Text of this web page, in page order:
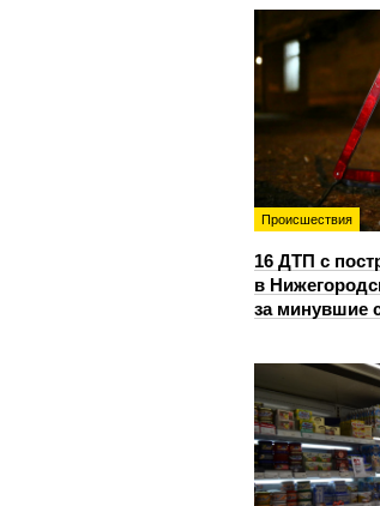
Происшествия
16 ДТП с
в
за минувшие